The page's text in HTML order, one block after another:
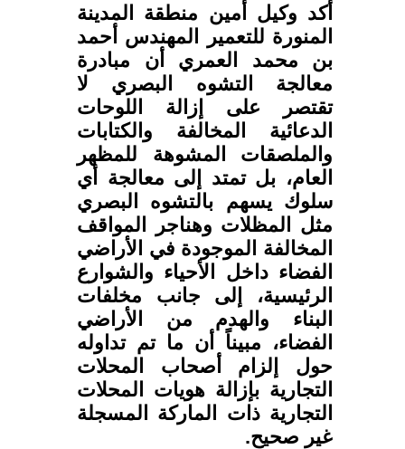
أكد وكيل أمين منطقة المدينة
المنورة للتعمير المهندس أحمد
بن محمد العمري أن مبادرة
معالجة التشوه البصري لا
تقتصر على إزالة اللوحات
الدعائية المخالفة والكتابات
والملصقات المشوهة للمظهر
العام، بل تمتد إلى معالجة أي
سلوك يسهم بالتشوه البصري
مثل المظلات وهناجر المواقف
المخالفة الموجودة في الأراضي
الفضاء داخل الأحياء والشوارع
الرئيسية، إلى جانب مخلفات
البناء والهدم من الأراضي
الفضاء، مبيناً أن ما تم تداوله
حول إلزام أصحاب المحلات
التجارية بإزالة هويات المحلات
التجارية ذات الماركة المسجلة
غير صحيح.